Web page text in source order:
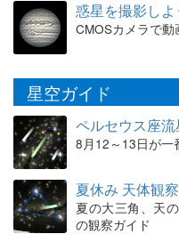
惑星を撮影しよ
CMOSカメラで
星空ガイド
ペルセウス座
8月12～13日が一
夏休み 天体観
夏の大三角、天
の観察ガイド